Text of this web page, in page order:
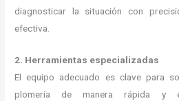
diagnosticar la situación con
efectiva.
2. Herramientas especializadas
El equipo adecuado es clave para
plomería de manera rápida y